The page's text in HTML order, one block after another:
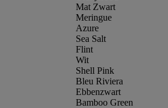
Mat Zwart
Meringue
Azure
Sea Salt
Flint
Wit
Shell Pink
Bleu Riviera
Ebbenzwart
Bamboo Green